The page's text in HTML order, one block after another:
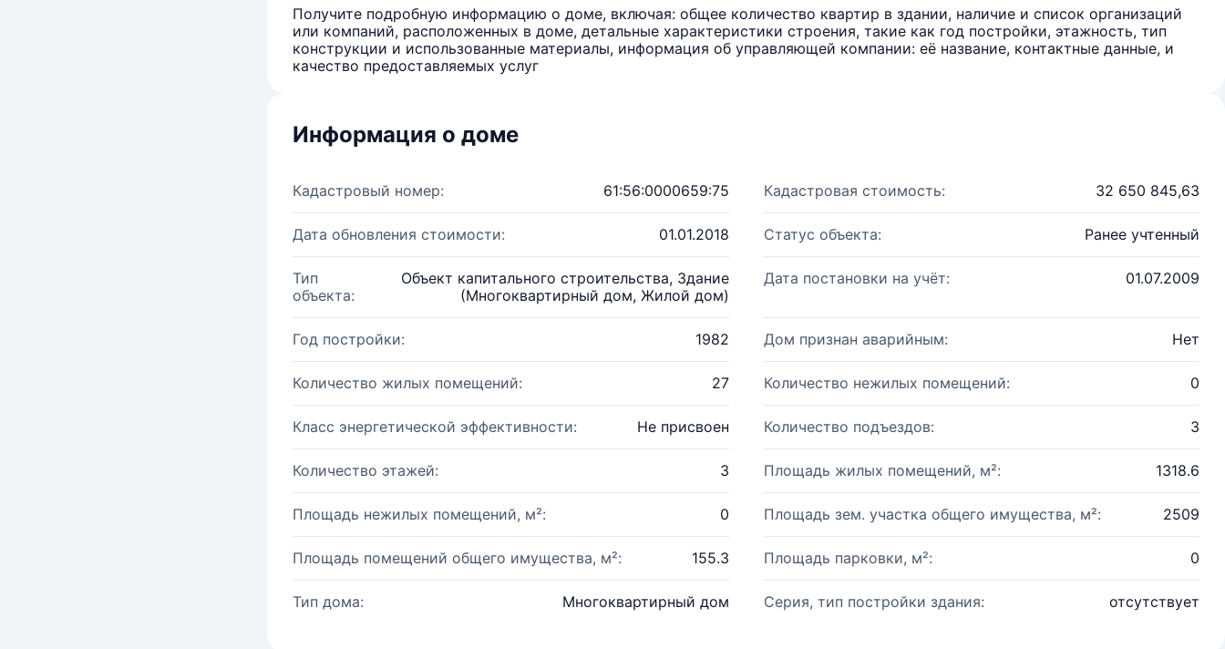
Получите подробную информацию о доме, включая: общее количество квартир в здании, наличие и список организаций
или компаний, расположенных в доме, детальные характеристики строения, такие как год постройки, этажность, тип
конструкции и использованные материалы, информация об управляющей компании: её название, контактные данные, и
качество предоставляемых услуг
Информация о доме
Кадастровый номер: 61:56:0000659:75 Кадастровая стоимость: 32 650 845,63
Дата обновления стоимости: 01.01.2018 Статус объекта: Ранее учтенный
Тип
объекта:
Объект капитального строительства, Здание
(Многоквартирный дом, Жилой дом)
Дата постановки на учёт: 01.07.2009
Год постройки: 1982 Дом признан аварийным: Нет
Количество жилых помещений: 27 Количество нежилых помещений: 0
Класс энергетической эффективности: Не присвоен Количество подъездов: 3
Количество этажей: 3 Площадь жилых помещений, м²: 1318.6
Площадь нежилых помещений, м²: 0 Площадь зем. участка общего имущества, м²: 2509
Площадь помещений общего имущества, м²: 155.3 Площадь парковки, м²: 0
Тип дома: Многоквартирный дом Серия, тип постройки здания: отсутствует